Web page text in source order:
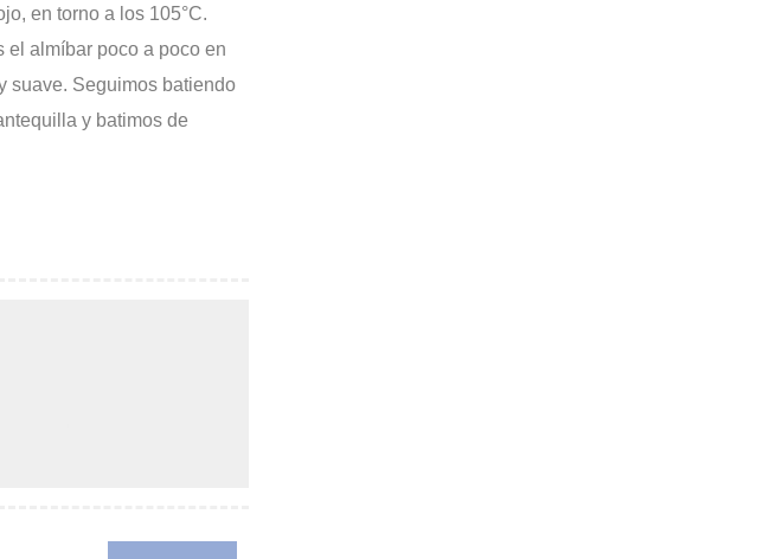
en torno a los 105°C.
el almíbar poco a poco en
suave. Seguimos batiendo
y batimos de